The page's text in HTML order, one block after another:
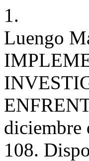
1.
Luengo
diciembre
108.